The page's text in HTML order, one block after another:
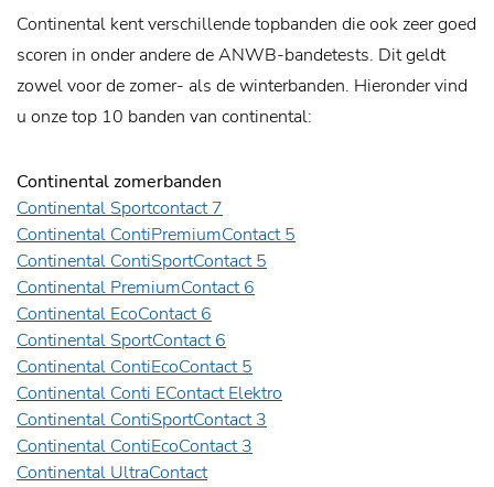
Continental kent verschillende topbanden die ook zeer goed
scoren in onder andere de ANWB-bandetests. Dit geldt
zowel voor de zomer- als de winterbanden. Hieronder vind
u onze top 10 banden van continental:
Continental zomerbanden
Continental Sportcontact 7
Continental ContiPremiumContact 5
Continental ContiSportContact 5
Continental PremiumContact 6
Continental EcoContact 6
Continental SportContact 6
Continental ContiEcoContact 5
Continental Conti EContact Elektro
Continental ContiSportContact 3
Continental ContiEcoContact 3
Continental UltraContact